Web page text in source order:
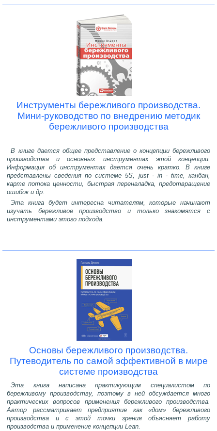
Инструменты бережливого производства.
Мини-руководство по внедрению методик
бережливого производства
В книге дается общее представление о концепции бережливого
производства и основных инструментах этой концепции.
Информация об инструментах дается очень кратко. В книге
представлены сведения по системе 5S, just - in - time, канбан,
карте потока ценности, быстрая переналадка, предотвращение
ошибок и др.
Эта книга будет интересна читателям, которые начинают
изучать бережливое производство и только знакомятся с
инструментами этого подхода.
Основы бережливого производства.
Путеводитель по самой эффективной в мире
системе производства
Эта книга написана практикующим специалистом по
бережливому производству, поэтому в ней обсуждается много
практических вопросов применения бережливого производства.
Автор рассматривает предприятие как «дом» бережливого
производства и с этой точки зрения объясняет работу
производства и применение концепции Lean.